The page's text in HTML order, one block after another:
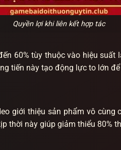
Quyền lợi khi liên kết hợp tác
60% tùy thuộc vào hiệu
tiến này tạo động lực to lớn
giới thiệu sản phẩm vô
thời này giúp giảm thiểu 80%